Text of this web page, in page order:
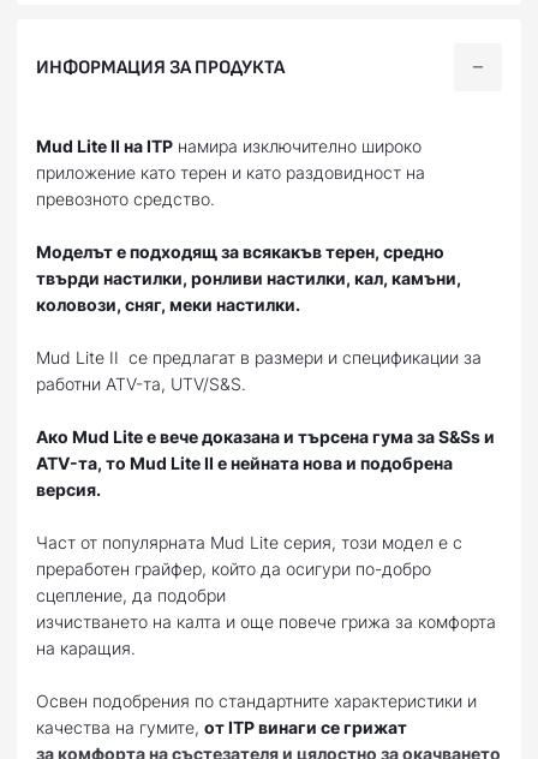
ИНФОРМАЦИЯ ЗА ПРОДУКТА
Mud Lite II на ITP намира изключително широко
приложение като терен и като раздовидност на
превозното средство.
Моделът е подходящ за всякакъв терен, средно
твърди настилки, ронливи настилки, кал, камъни,
коловози, сняг, меки настилки.
Mud Lite II се предлагат в размери и спецификации за
работни ATV-та, UTV/S&S.
Ако Mud Lite е вече доказана и търсена гума за S&Ss и
ATV-та, то Mud Lite II е нейната нова и подобрена
версия.
Част от популярнaта Mud Lite серия, този модел е с
преработен грайфер, който да осигури по-добро
сцепление, да подобри
изчистването на калта и още повече грижа за комфорта
на каращия.
Освен подобрения по стандартните характеристики и
качества на гумите, от ITP винаги се грижат
за комфорта на състезателя и цялостно за окачването